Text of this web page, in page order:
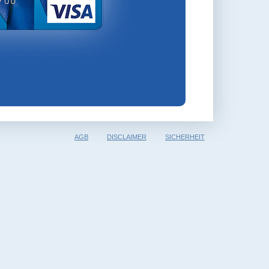
AGB DISCLAIMER SICHERHEIT